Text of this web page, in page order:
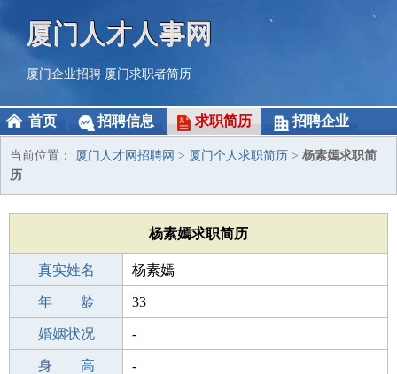
厦门人才人事网
厦门企业招聘 厦门求职者简历
首页 招聘信息 求职简历 招聘企业
当前位置： 厦门人才网招聘网 > 厦门个人求职简历 > 杨素嫣求职简
历
杨素嫣求职简历
真实姓名 杨素嫣
性 别 女
年 龄 33
出生年月 1993-07-03
婚姻状况 -
学 历 本科
身 高 -